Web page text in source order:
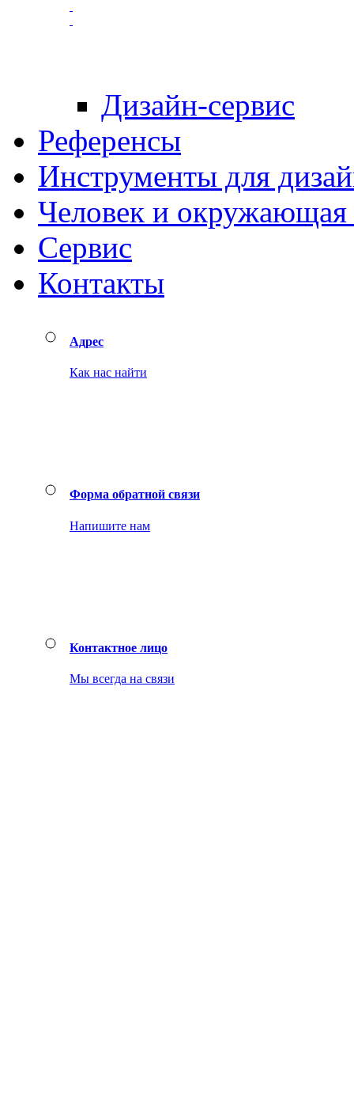
Дизайн-сервис
Референсы
Инструменты для
Человек и окружающая
Сервис
Контакты
Адрес
Как нас найти
Форма обратной связи
Напишите нам
Контактное лицо
Мы всегда на связи